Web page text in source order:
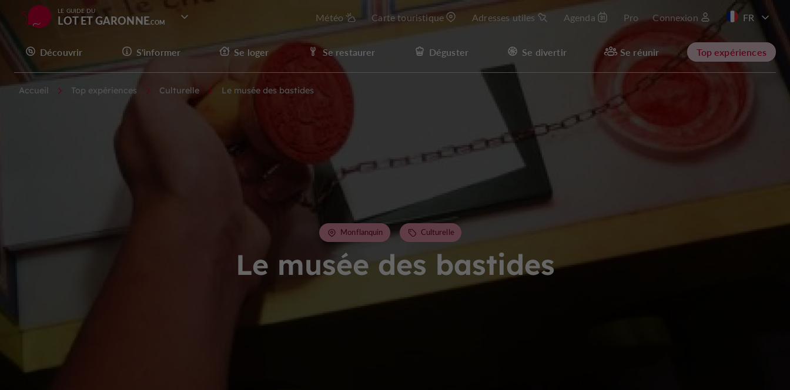
LE GUIDE DU
LOT ET GARONNE Météo Carte touristique Adresses utiles Agenda Pro Connexion
EN
Découvrir S'informer Se loger Se restaurer Déguster Se divertir Se réunir Top expériences
Accueil Top expériences Culturelle Le musée des bastides
Le musée des bastides
Monflanquin Culturelle